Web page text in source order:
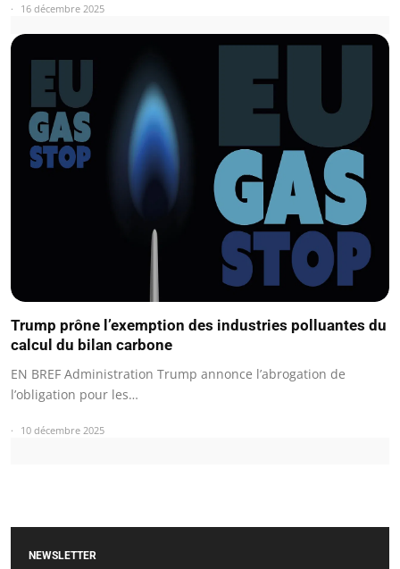
16 décembre 2025
Trump prône l’exemption des industries polluantes du
calcul du bilan carbone
EN BREF Administration Trump annonce l’abrogation de
l’obligation pour les…
10 décembre 2025
NEWSLETTER